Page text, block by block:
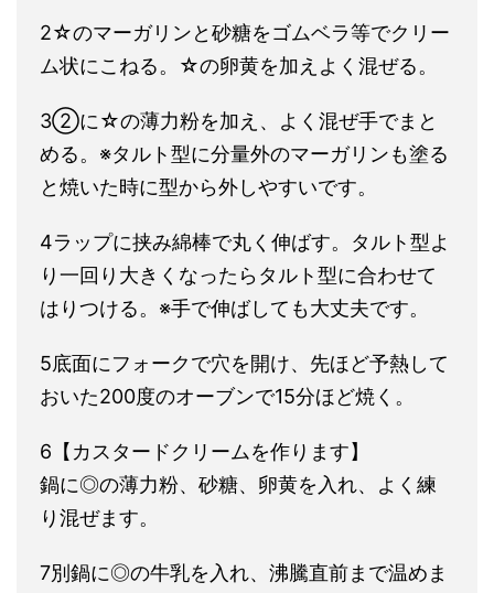
2☆のマーガリンと砂糖をゴムベラ等でクリー
ム状にこねる。☆の卵黄を加えよく混ぜる。
3②に☆の薄力粉を加え、よく混ぜ手でまと
める。※タルト型に分量外のマーガリンも塗る
と焼いた時に型から外しやすいです。
4ラップに挟み綿棒で丸く伸ばす。タルト型よ
り一回り大きくなったらタルト型に合わせて
はりつける。※手で伸ばしても大丈夫です。
5底面にフォークで穴を開け、先ほど予熱して
おいた200度のオーブンで15分ほど焼く。
6【カスタードクリームを作ります】
鍋に◎の薄力粉、砂糖、卵黄を入れ、よく練
り混ぜます。
7別鍋に◎の牛乳を入れ、沸騰直前まで温めま